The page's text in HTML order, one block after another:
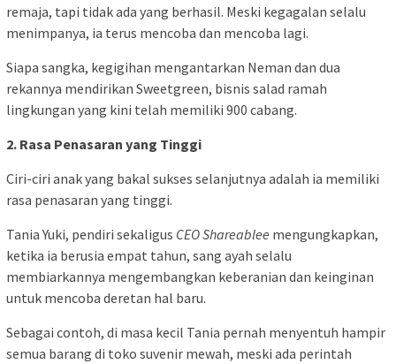
remaja, tapi tidak ada yang berhasil. Meski kegagalan selalu
menimpanya, ia terus mencoba dan mencoba lagi.
Siapa sangka, kegigihan mengantarkan Neman dan dua
rekannya mendirikan Sweetgreen, bisnis salad ramah
lingkungan yang kini telah memiliki 900 cabang.
2. Rasa Penasaran yang Tinggi
Ciri-ciri anak yang bakal sukses selanjutnya adalah ia memiliki
rasa penasaran yang tinggi.
Tania Yuki, pendiri sekaligus CEO Shareablee mengungkapkan,
ketika ia berusia empat tahun, sang ayah selalu
membiarkannya mengembangkan keberanian dan keinginan
untuk mencoba deretan hal baru.
Sebagai contoh, di masa kecil Tania pernah menyentuh hampir
semua barang di toko suvenir mewah, meski ada perintah